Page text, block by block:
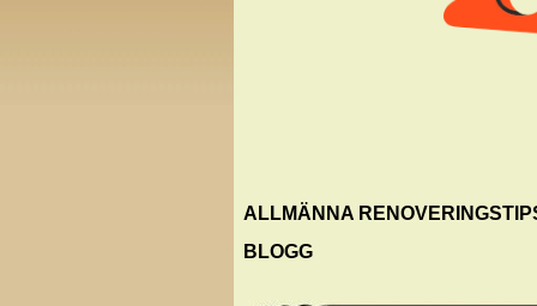
ALLMÄNNA
BLOGG